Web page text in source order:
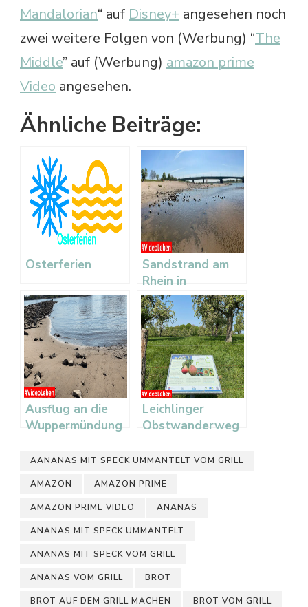
Mandalorian“ auf Disney+ angesehen noch
zwei weitere Folgen von (Werbung) “The
Middle” auf (Werbung) amazon prime
Video angesehen.
Ähnliche Beiträge:
Osterferien
Sandstrand am
Rhein in
Düsseldorf
Ausflug an die
Wuppermündung
Leichlinger
Obstwanderweg
AANANAS MIT SPECK UMMANTELT VOM GRILL
AMAZON AMAZON PRIME
AMAZON PRIME VIDEO ANANAS
ANANAS MIT SPECK UMMANTELT
ANANAS MIT SPECK VOM GRILL
ANANAS VOM GRILL BROT
BROT AUF DEM GRILL MACHEN BROT VOM GRILL